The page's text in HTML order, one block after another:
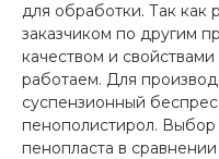
для обработки. Так как
заказчиком по другим
качеством и
работаем. Для
суспензионный
пенополистирол.
пенопласта в